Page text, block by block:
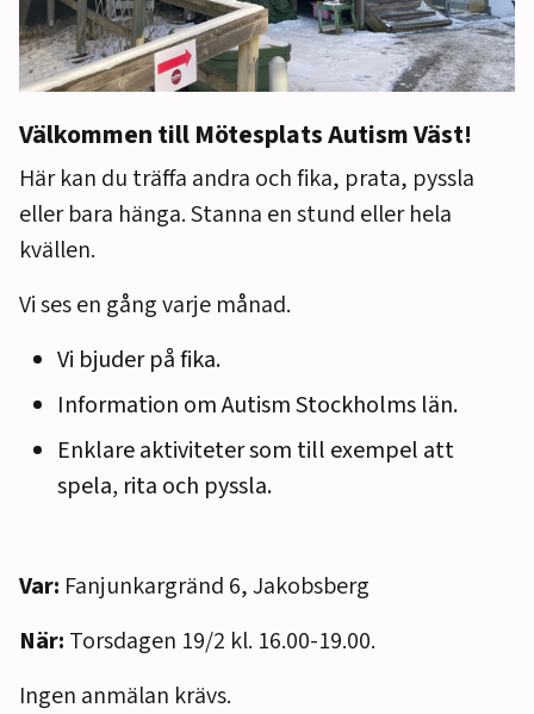
Välkommen till Mötesplats Autism Väst!
Här kan du träffa andra och fika, prata, pyssla
eller bara hänga. Stanna en stund eller hela
kvällen.
Vi ses en gång varje månad.
Vi bjuder på fika.
Information om Autism Stockholms län.
Enklare aktiviteter som till exempel att
spela, rita och pyssla.
Var: Fanjunkargränd 6, Jakobsberg
När: Torsdagen 19/2 kl. 16.00-19.00.
Ingen anmälan krävs.